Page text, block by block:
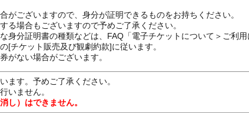
がございますので、身分が証明できるものをお持ちください。
る場合もございますので予めご了承ください。
身分証明書の種類などは、FAQ「電子チケットについて＞ご利用
[チケット販売及び観劇約款]に従います。
がない場合がございます。
ます。予めご了承ください。
いません。
し）はできません。